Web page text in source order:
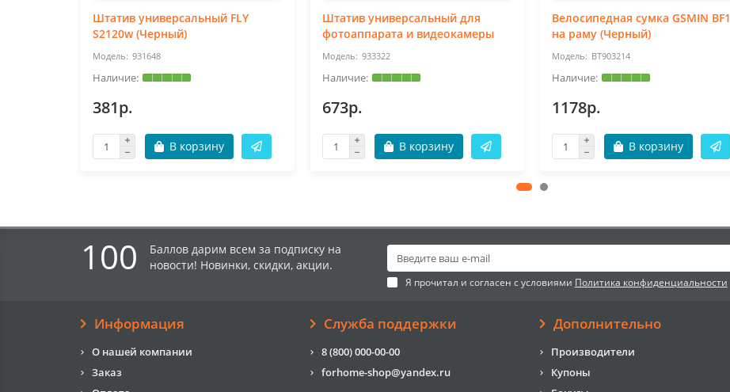
Штатив универсальный FLY
S2120w (Черный)
931648
381р.
В корзину
Штатив универсальный для
фотоаппарата и видеокамеры
933322
673р.
В корзину
Велосипедная сумка GSMIN BF1
на раму (Черный)
BT903214
1178р.
В корзину
100
Баллов дарим всем за подписку на
новости! Новинки, скидки, акции.
Я прочитал и согласен с условиями Политика конфиденциальности
Информация
О нашей компании
Заказ
Служба поддержки
8 (800) 000-00-00
forhome-shop@yandex.ru
Дополнительно
Производители
Купоны